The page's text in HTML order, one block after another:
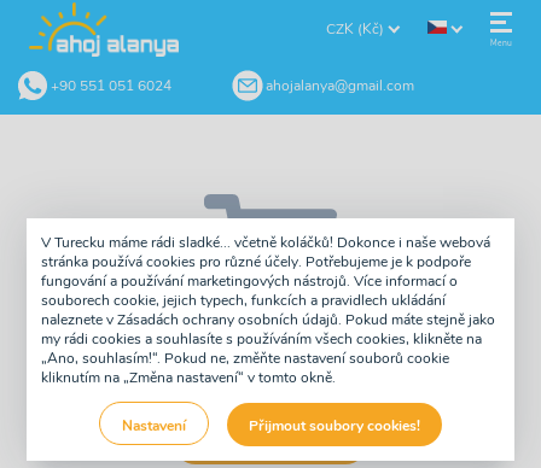
Menu
CZK (Kč)
+90 551 051 6024 ahojalanya@gmail.com
Tvůj košík je prázdný
Zobrazit seznam výletů
V Turecku máme rádi sladké... včetně koláčků! Dokonce i naše webová
stránka používá cookies pro různé účely. Potřebujeme je k podpoře
fungování a používání marketingových nástrojů. Více informací o
souborech cookie, jejich typech, funkcích a pravidlech ukládání
naleznete v Zásadách ochrany osobních údajů. Pokud máte stejně jako
my rádi cookies a souhlasíte s používáním všech cookies, klikněte na
„Ano, souhlasím!“. Pokud ne, změňte nastavení souborů cookie
kliknutím na „Změna nastavení“ v tomto okně.
Nastavení Přijmout soubory cookies!